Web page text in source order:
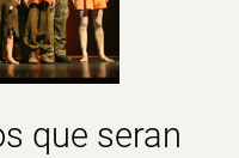
que seran